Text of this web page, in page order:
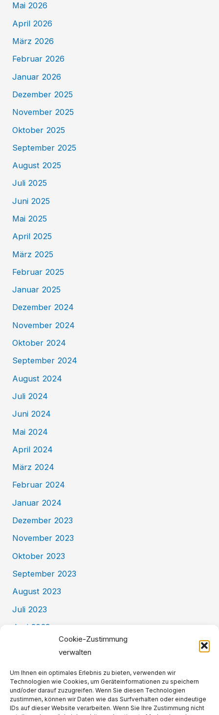
Cookie-Zustimmung
verwalten
Um Ihnen ein optimales Erlebnis zu bieten, verwenden wir
Technologien wie Cookies, um Geräteinformationen zu speichern
und/oder darauf zuzugreifen. Wenn Sie diesen Technologien
zustimmen, können wir Daten wie das Surfverhalten oder eindeutige
IDs auf dieser Website verarbeiten. Wenn Sie Ihre Zustimmung nicht
Mai 2026
April 2026
März 2026
Februar 2026
Januar 2026
Dezember 2025
November 2025
Oktober 2025
September 2025
August 2025
Juli 2025
Juni 2025
Mai 2025
April 2025
März 2025
Februar 2025
Januar 2025
Dezember 2024
November 2024
Oktober 2024
September 2024
August 2024
Juli 2024
Juni 2024
Mai 2024
April 2024
März 2024
Februar 2024
Januar 2024
Dezember 2023
November 2023
Oktober 2023
September 2023
August 2023
Juli 2023
Juni 2023
Kategorien
Allgemein